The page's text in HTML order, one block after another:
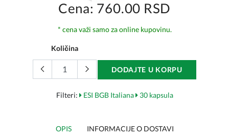
Cena: 760.00 RSD
* cena važi samo za online kupovinu.
Količina
DODAJTE U KORPU
Filteri: ESI BGB Italiana 30 kapsula
OPIS INFORMACIJE O DOSTAVI